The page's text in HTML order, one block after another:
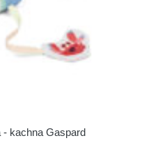
- kachna Gaspard